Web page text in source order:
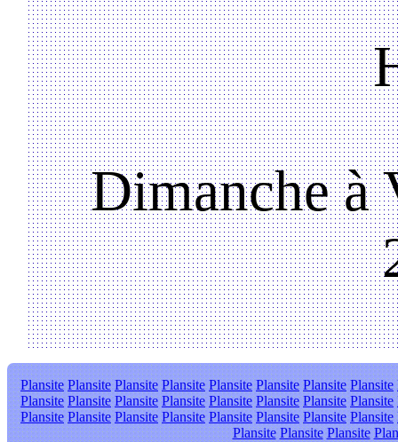
Dimanche à
Plansite Plansite Plansite Plansite Plansite Plansite Plansite Plansite
Plansite Plansite Plansite Plansite Plansite Plansite Plansite Plansite
Plansite Plansite Plansite Plansite Plansite Plansite Plansite Plansite
Plansite Plansite Plansite